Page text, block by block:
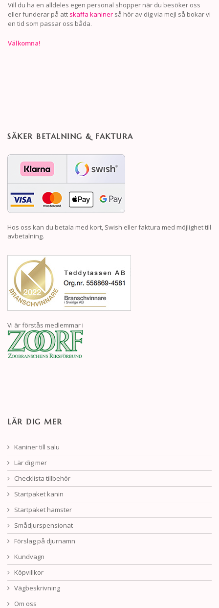
Vill du ha en alldeles egen personal shopper när du besöker oss
eller funderar på att skaffa kaniner så hör av dig via mejl så bokar vi
en tid som passar oss båda.
Välkomna!
SÄKER BETALNING & FAKTURA
Hos oss kan du betala med kort, Swish eller faktura med möjlighet till
avbetalning.
Vi är förstås medlemmar i
LÄR DIG MER
Kaniner till salu
Lär dig mer
Checklista tillbehör
Startpaket kanin
Startpaket hamster
Smådjurspensionat
Förslag på djurnamn
Kundvagn
Köpvillkor
Vägbeskrivning
Om oss